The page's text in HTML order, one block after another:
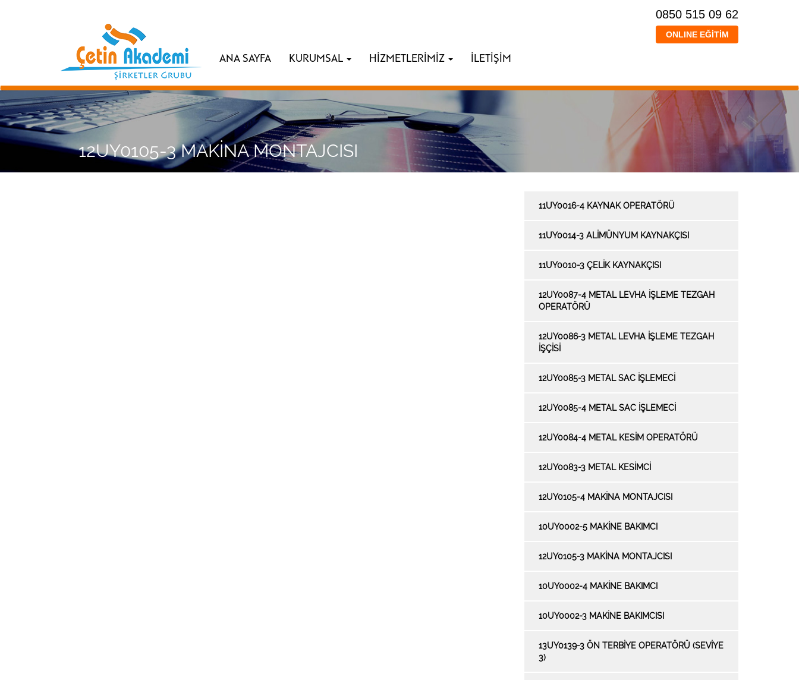
0850 515 09 62
ONLINE EĞİTİM
ANA SAYFA KURUMSAL HİZMETLERİMİZ İLETİŞİM
12UY0105-3 MAKİNA MONTAJCISI
11UY0016-4 KAYNAK OPERATÖRÜ
11UY0014-3 ALİMÜNYUM KAYNAKÇISI
11UY0010-3 ÇELİK KAYNAKÇISI
12UY0087-4 METAL LEVHA İŞLEME TEZGAH
OPERATÖRÜ
12UY0086-3 METAL LEVHA İŞLEME TEZGAH
İŞÇİSİ
12UY0085-3 METAL SAC İŞLEMECİ
12UY0085-4 METAL SAC İŞLEMECİ
12UY0084-4 METAL KESİM OPERATÖRÜ
12UY0083-3 METAL KESİMCİ
12UY0105-4 MAKİNA MONTAJCISI
10UY0002-5 MAKİNE BAKIMCI
12UY0105-3 MAKİNA MONTAJCISI
10UY0002-4 MAKİNE BAKIMCI
10UY0002-3 MAKİNE BAKIMCISI
13UY0139-3 ÖN TERBİYE OPERATÖRÜ (SEVIYE
3)